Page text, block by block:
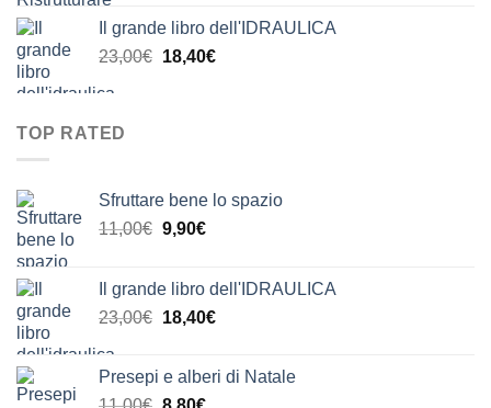
prezzo:
da
Il grande libro dell'IDRAULICA
23,00€ Il
18,40€Il
TOP RATED
Sfruttare bene lo spazio
11,00€ Il
era:
11,00€.
9,90€Il
è:
9,90€.
Il grande libro dell'IDRAULICA
23,00€ Il
era:
18,40€Il
è:
Presepi e alberi di Natale